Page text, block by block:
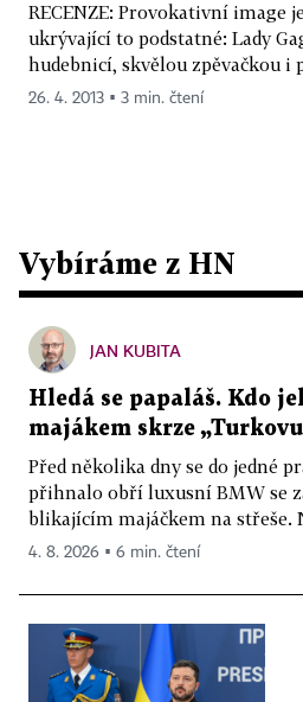
RECENZE: Provokativní image
ukrývající to podstatné: Lady
hudebnicí, skvělou zpěvačkou i
26. 4. 2013 ▪ 3 min. čtení
Vybíráme z HN
JAN KUBITA
Hledá se papaláš. Kdo
majákem skrze
Před několika dny se do jedné
přihnalo obří luxusní BMW se
blikajícím majáčkem na střeše.
4. 8. 2026 ▪ 6 min. čtení